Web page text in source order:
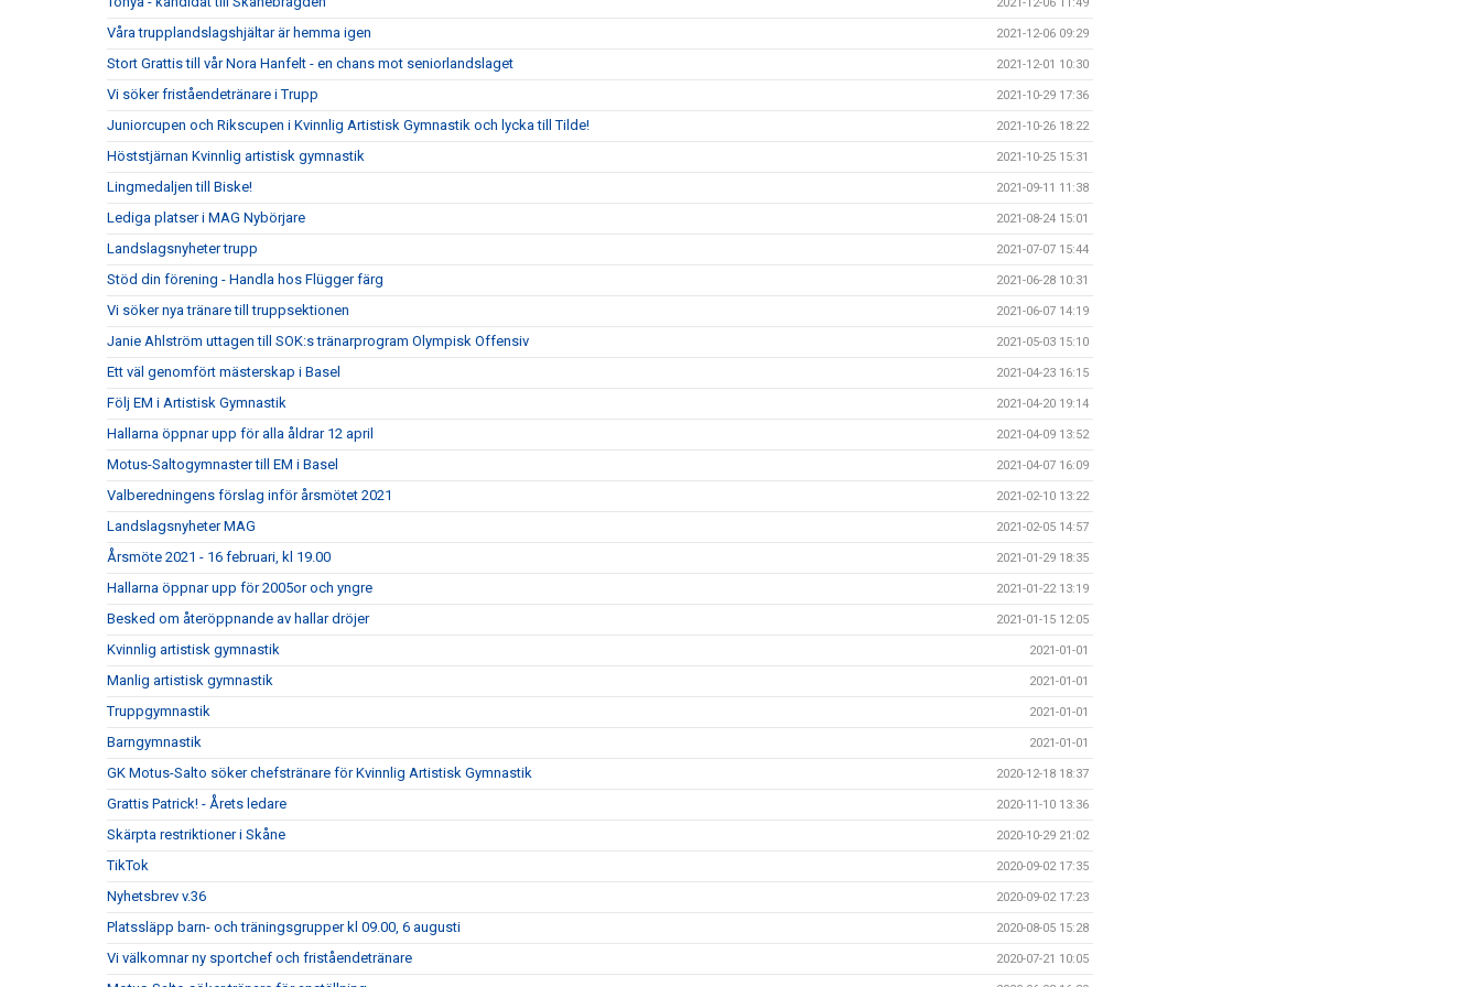
Våra trupplandslagshjältar är hemma igen 2021-12-06 09:29
Stort Grattis till vår Nora Hanfelt - en chans mot seniorlandslaget 2021-12-01 10:30
Vi söker friståendetränare i Trupp 2021-10-29 17:36
Juniorcupen och Rikscupen i Kvinnlig Artistisk Gymnastik och lycka till Tilde! 2021-10-26 18:22
Höststjärnan Kvinnlig artistisk gymnastik 2021-10-25 15:31
Lingmedaljen till Biske! 2021-09-11 11:38
Lediga platser i MAG Nybörjare 2021-08-24 15:01
Landslagsnyheter trupp 2021-07-07 15:44
Stöd din förening - Handla hos Flügger färg 2021-06-28 10:31
Vi söker nya tränare till truppsektionen 2021-06-07 14:19
Janie Ahlström uttagen till SOK:s tränarprogram Olympisk Offensiv 2021-05-03 15:10
Ett väl genomfört mästerskap i Basel 2021-04-23 16:15
Följ EM i Artistisk Gymnastik 2021-04-20 19:14
Hallarna öppnar upp för alla åldrar 12 april 2021-04-09 13:52
Motus-Saltogymnaster till EM i Basel 2021-04-07 16:09
Valberedningens förslag inför årsmötet 2021 2021-02-10 13:22
Landslagsnyheter MAG 2021-02-05 14:57
Årsmöte 2021 - 16 februari, kl 19.00 2021-01-29 18:35
Hallarna öppnar upp för 2005or och yngre 2021-01-22 13:19
Besked om återöppnande av hallar dröjer 2021-01-15 12:05
Kvinnlig artistisk gymnastik 2021-01-01
Manlig artistisk gymnastik 2021-01-01
Truppgymnastik 2021-01-01
Barngymnastik 2021-01-01
GK Motus-Salto söker chefstränare för Kvinnlig Artistisk Gymnastik 2020-12-18 18:37
Grattis Patrick! - Årets ledare 2020-11-10 13:36
Skärpta restriktioner i Skåne 2020-10-29 21:02
TikTok 2020-09-02 17:35
Nyhetsbrev v.36 2020-09-02 17:23
Platssläpp barn- och träningsgrupper kl 09.00, 6 augusti 2020-08-05 15:28
Vi välkomnar ny sportchef och friståendetränare 2020-07-21 10:05